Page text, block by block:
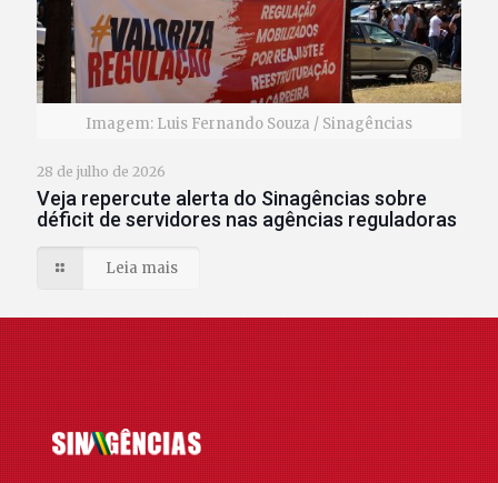
Imagem: Luis Fernando Souza / Sinagências
28 de julho de 2026
Veja repercute alerta do Sinagências sobre
déficit de servidores nas agências reguladoras
Leia mais